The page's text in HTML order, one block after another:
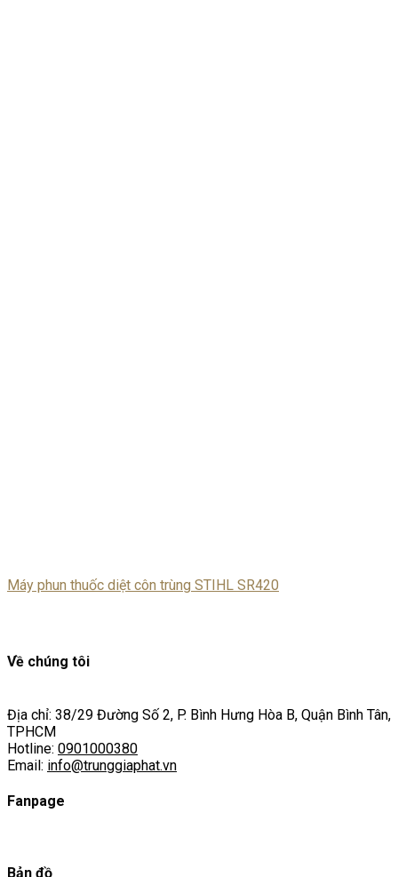
Máy phun thuốc diệt côn trùng STIHL SR420
Về chúng tôi
Địa chỉ: 38/29 Đường Số 2, P. Bình Hưng Hòa B, Quận Bình Tân,
TPHCM
Hotline: 0901000380
Email: info@trunggiaphat.vn
Fanpage
Bản đồ